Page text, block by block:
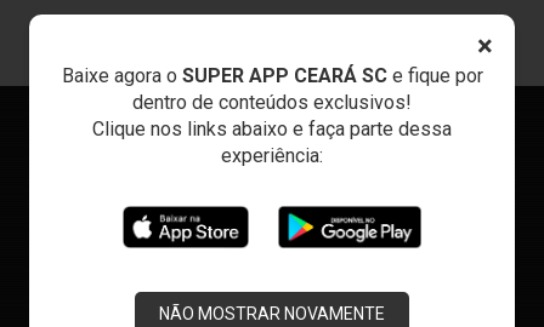
×
Baixe agora o SUPER APP CEARÁ SCe fique por
dentro de conteúdos exclusivos!
Clique nos links abaixo e faça parte dessa
experiência:
NÃO MOSTRAR NOVAMENTE